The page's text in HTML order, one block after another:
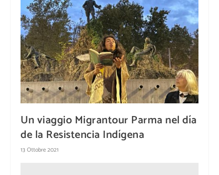
Un viaggio Migrantour Parma nel día
de la Resistencia Indígena
13 Ottobre 2021